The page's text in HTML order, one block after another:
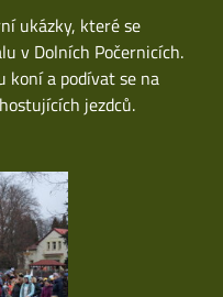
ukázky, které se
v Dolních Počernicích.
koní a podívat se na
jezdců.